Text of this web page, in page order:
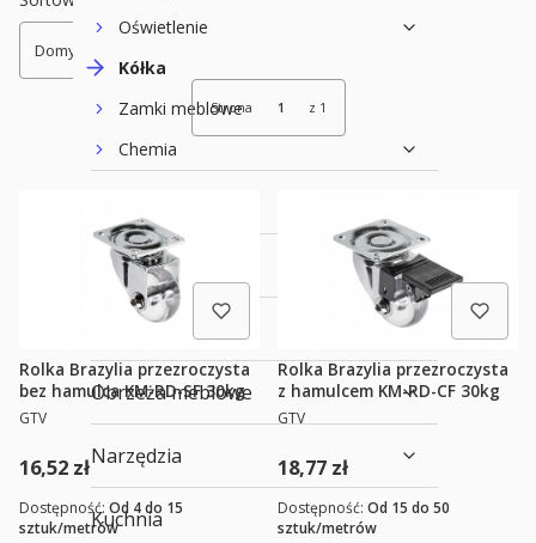
Oświetlenie
Kółka
Zamki meblowe
Chemia
Fronty meblowe
Blaty meblowe
Obrzeża meblowe
Narzędzia
Kuchnia
Domyślne
Strona z 1
Rolka Brazylia przezroczysta
bez hamulca KM-RD-SF 30kg
PRODUCENT
GTV
Cena
16,52 zł
Dostępność: Od 4 do 15
sztuk/metrów
Rolka Brazylia przezroczysta
z hamulcem KM-RD-CF 30kg
PRODUCENT
GTV
Cena
18,77 zł
Dostępność: Od 15 do 50
sztuk/metrów